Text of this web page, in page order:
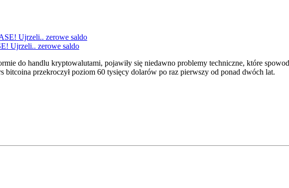
Ujrzeli.. zerowe saldo
do handlu kryptowalutami, pojawiły się niedawno problemy techniczne, które
bitcoina przekroczył poziom 60 tysięcy dolarów po raz pierwszy od ponad dwóch lat.